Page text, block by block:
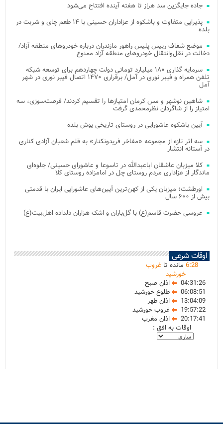
جاده جایگزین سد هراز تا هفته آینده افتتاح می‌شود
پذیرایی متفاوت و باشکوه از عزاداران حسینی با ۱۴ طعم چای و شربت در
بلده
موضع شفاف رییس پلیس راهور مازندران درباره خودروهای منطقه آزاد/
دخالت در نقل‌وانتقال خودروهای منطقه آزاد ممنوع
سرمایه گذاری ۱۸۰ میلیارد تومانی دولت چهاردهم برای توسعه شبکه
تلفن همراه و فیبر نوری در آمل/ برقراری ۱۴۷۰ اتصال فیبر نوری در شهر
آمل
شاهین نوشهر و مس کرمان امتیازها را تقسیم کردند/ فرصت‌سوزی، سه
امتیاز را از شاگردان نظرمحمدی گرفت
آیین باشکوه عاشورایی در روستای تاریخی یوش بلده
سه اثر تازه از مجموعه «مفاخر فریدونکنار» به قلم شعبان آزادی کناری
در آستانه انتشار
کلا میزبان عاشقان اباعبدالله در تاسوعا و عاشورای حسینی/ جلوه‌ای
ماندگار از عزاداری مردم روستای چل در امامزاده روستای کلا
اورطشت؛ میزبان یکی از کهن‌ترین آیین‌های عاشورایی ایران با قدمتی
بیش از ۶۰۰ سال
عروسی حضرت قاسم(ع) با گل‌باران و اشک هزاران دلداده اهل‌بیت(ع)
اوقات شرعی
6:28 مانده تاغروب
خورشید
04:31:26
اذان صبح
06:08:51
طلوع خورشید
13:04:09
اذان ظهر
19:57:22
غروب خورشید
20:17:41
اذان مغرب
اوقات به افق :